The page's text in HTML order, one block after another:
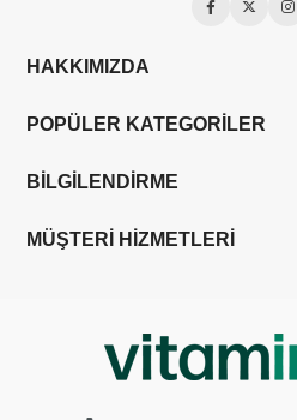
HAKKIMIZDA
POPÜLER KATEGORİLER
BİLGİLENDİRME
MÜŞTERİ HİZMETLERİ